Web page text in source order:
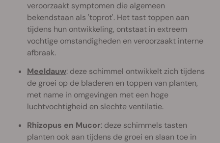
veroorzaakt symptomen die algemeen
bekendstaan als 'toprot'. Het tast toppen aan
tijdens hun ontwikkeling, ontstaat in extreem
vochtige omstandigheden en veroorzaakt interne
afbraak.
Meeldauw: deze schimmel ontwikkelt zich tijdens
de groei op de bladeren en toppen van planten,
met name in omgevingen met een hoge
luchtvochtigheid en slechte ventilatie.
Rhizopus en Mucor: deze schimmels tasten
planten ook aan tijdens de groei en slaan toe in